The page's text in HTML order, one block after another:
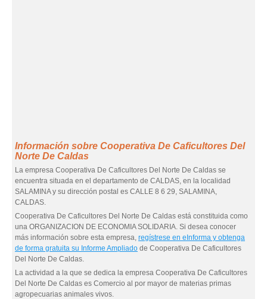
Información sobre Cooperativa De Caficultores Del
Norte De Caldas
La empresa Cooperativa De Caficultores Del Norte De Caldas se
encuentra situada en el departamento de CALDAS, en la localidad
SALAMINA y su dirección postal es CALLE 8 6 29, SALAMINA,
CALDAS.
Cooperativa De Caficultores Del Norte De Caldas está constituida como
una ORGANIZACION DE ECONOMIA SOLIDARIA. Si desea conocer
más información sobre esta empresa, regístrese en eInforma y obtenga
de forma gratuita su Informe Ampliado de Cooperativa De Caficultores
Del Norte De Caldas.
La actividad a la que se dedica la empresa Cooperativa De Caficultores
Del Norte De Caldas es Comercio al por mayor de materias primas
agropecuarias animales vivos.